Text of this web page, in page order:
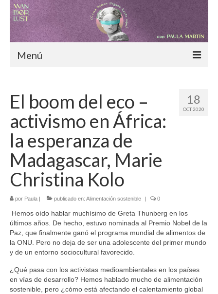
Menú
Blog
¿Cómo hemos llegado hasta aquí?
Moda consciente
Alimentación sostenible
Nómadas digitales
Especiales
Sobre mí
Contacto
18
OCT 2020
El boom del eco –
activismo en África:
la esperanza de
Madagascar, Marie
Christina Kolo
por Paula publicado en: Alimentación sostenible 0
Hemos oído hablar muchísimo de Greta Thunberg en los
últimos años. De hecho, estuvo nominada al Premio Nobel de la
Paz, que finalmente ganó el programa mundial de alimentos de
la ONU. Pero no deja de ser una adolescente del primer mundo
y de un entorno sociocultural favorecido.
¿Qué pasa con los activistas medioambientales en los países
en vías de desarrollo? Hemos hablado mucho de alimentación
sostenible, pero ¿cómo está afectando el calentamiento global